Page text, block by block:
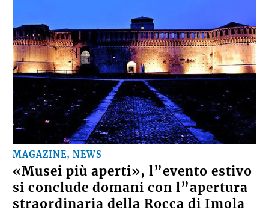
MAGAZINE, NEWS
«Musei più aperti», l”evento estivo
si conclude domani con l”apertura
straordinaria della Rocca di Imola